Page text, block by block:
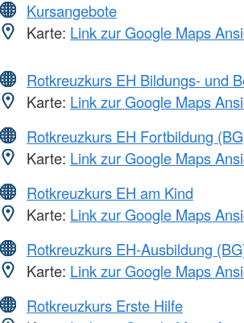
Kursangebote
Karte: Link zur Google Maps
Rotkreuzkurs EH Bildungs- und
Karte: Link zur Google Maps
Rotkreuzkurs EH Fortbildung
Karte: Link zur Google Maps
Rotkreuzkurs EH am Kind
Karte: Link zur Google Maps
Rotkreuzkurs EH-Ausbildung
Karte: Link zur Google Maps
Rotkreuzkurs Erste Hilfe